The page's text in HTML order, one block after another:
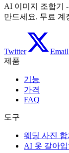
AI 이미지 조합기
만드세요. 무료 계
Twitter
Email
제품
기능
가격
FAQ
도구
웨딩 사진 합
AI 옷 갈아입